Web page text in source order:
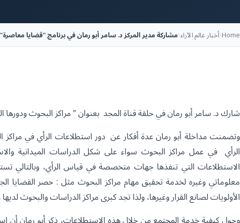
Home
\أخبار عالم الآراء\مشاركة مدير المركز د. سامر أبو رمان في برنامج "قضايا معاصرة"
شارك د. سامر أبو رمان في حلقة قناة المجد بعنوان ” مراكز البحوث ودورها
وتضمنت مداخلة أبو رمان عدة أفكار عن دور استطلاعات الرأي في
الرأي في عمل مراكز البحوث سواء على شكل الدراسات الميدانية
الاستطلاعات التي تنفذها جهات متخصصة في قياس الرأي، وبالتالي
معلوماتي وغيره لخدمة تحقيق مهام مراكز البحوث مثل : حصر القضايا
الأولويات لصانع القرار وغيرها، ولذا تجد كبرى مراكز الدراسات والبحوث
وحول كيفية خدمة المجتمع من خلال هذه الاستطلاعات، ذكر أبو رمان أن